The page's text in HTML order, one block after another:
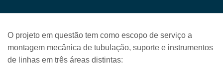
O projeto em questão tem como escopo de serviço a
montagem mecânica de tubulação, suporte e instrumentos
de linhas em três áreas distintas: